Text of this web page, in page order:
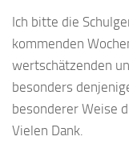
Ich bitte die
kommenden
wertschätzenden
besonders
besonderer Weise
Vielen Dank.